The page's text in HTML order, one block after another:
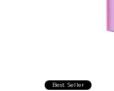
Best Seller